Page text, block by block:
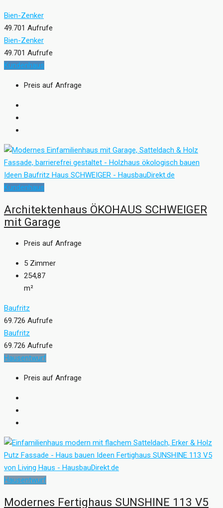
Bien-Zenker
49.701 Aufrufe
Bien-Zenker
49.701 Aufrufe
Kundenhaus
Preis auf Anfrage
Kundenhaus
Architektenhaus ÖKOHAUS SCHWEIGER
mit Garage
Preis auf Anfrage
5 Zimmer
254,87
m²
Baufritz
69.726 Aufrufe
Baufritz
69.726 Aufrufe
Hausentwurf
Preis auf Anfrage
Hausentwurf
Modernes Fertighaus SUNSHINE 113 V5